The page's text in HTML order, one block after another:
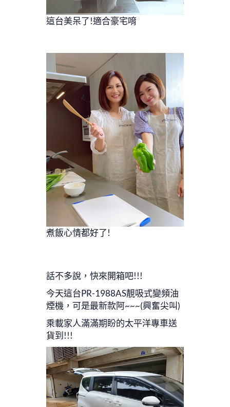
這台美呆了!適合豪宅唷
煮飯心情都好了!
話不多說，快來開箱吧!!!
今天這台PR-1988AS靚吸式變頻油
煙機，可是最新款阿~~~(興奮尖叫)
乘載家人滿滿期盼的太平洋專車送
貨到!!!